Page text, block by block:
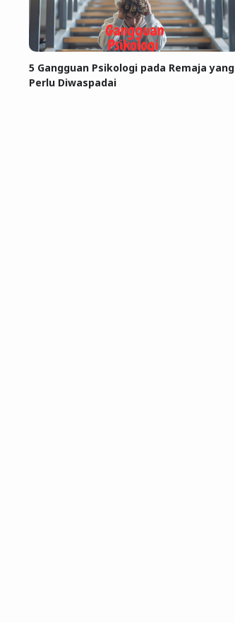
5 Gangguan Psikologi pada Remaja yang
Perlu Diwaspadai